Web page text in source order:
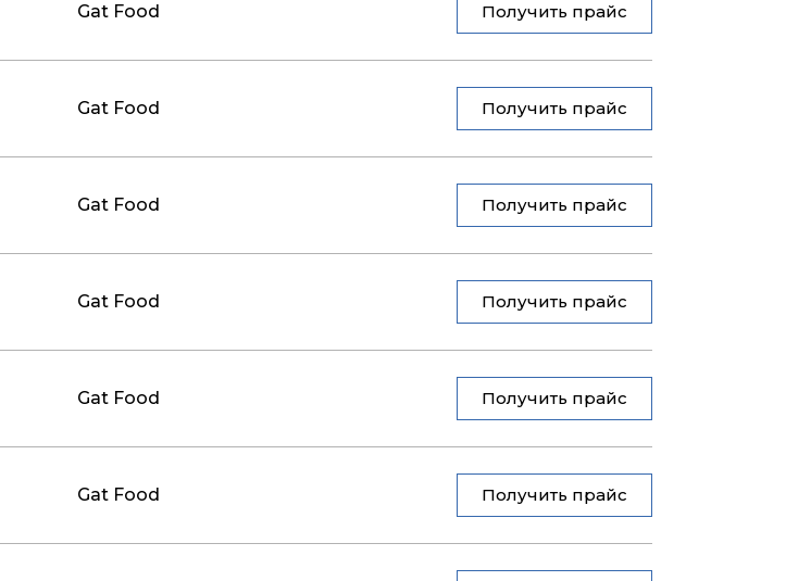
Gat Food Получить прайс
Gat Food Получить прайс
Gat Food Получить прайс
Gat Food Получить прайс
Gat Food Получить прайс
Gat Food Получить прайс